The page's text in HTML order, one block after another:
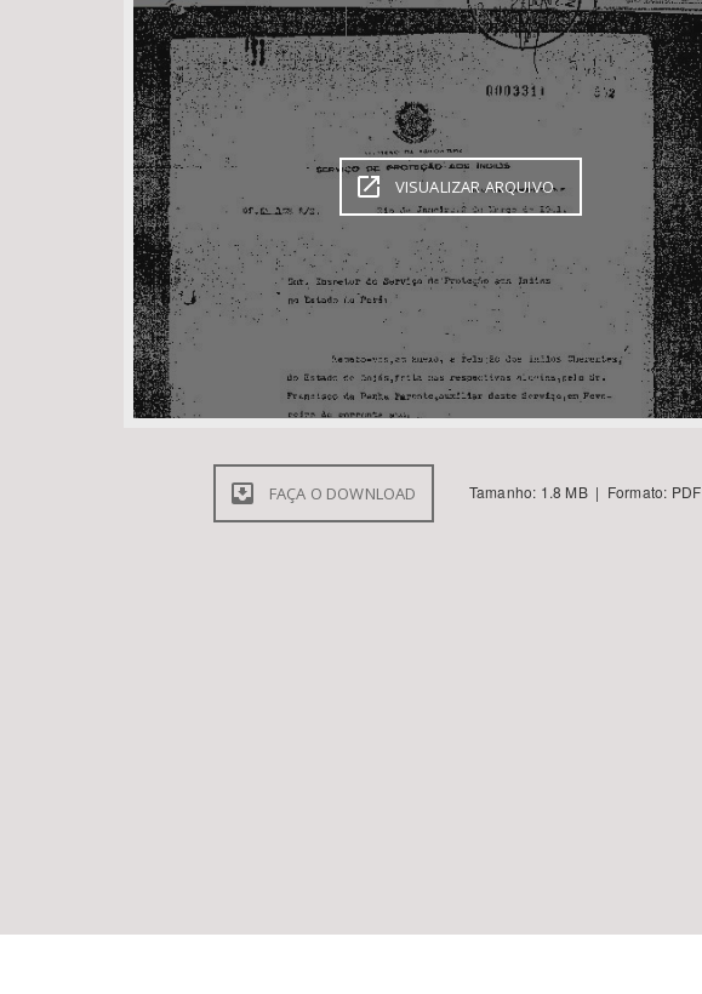
Área de Levantamento
VISUALIZAR ARQUIVO
FAÇA O DOWNLOAD Tamanho: 1.8 MB | Formato: PDF